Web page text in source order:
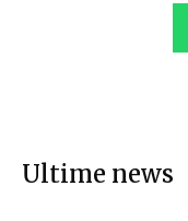
Ultime news